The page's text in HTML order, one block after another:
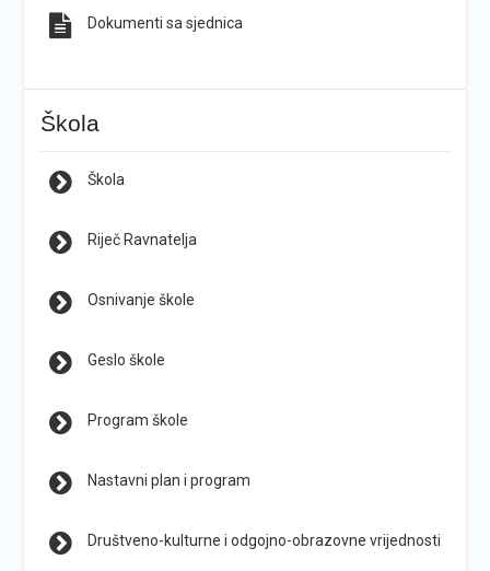
Dokumenti sa sjednica
Škola
Škola
Riječ Ravnatelja
Osnivanje škole
Geslo škole
Program škole
Nastavni plan i program
Društveno-kulturne i odgojno-obrazovne vrijednosti